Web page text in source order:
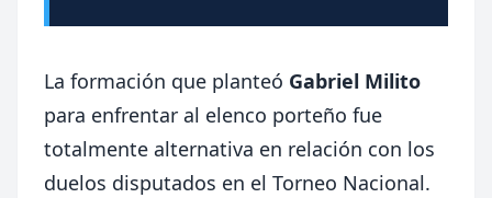
La formación que planteó Gabriel Milito
para enfrentar al elenco porteño fue
totalmente alternativa en relación con los
duelos disputados en el Torneo Nacional.